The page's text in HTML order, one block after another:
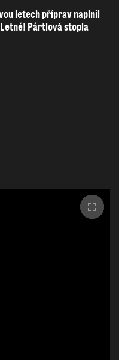
letech příprav naplnil
Pártlová stopla